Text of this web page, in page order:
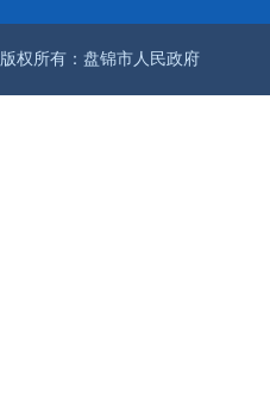
版权所有：盘锦市人民政府